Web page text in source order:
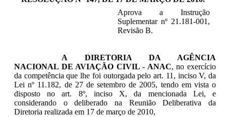
Aprova a Instrução
Suplementar nº 21.181-001,
Revisão B.
A DIRETORIA DA AGÊNCIA
NACIONAL DE AVIAÇÃO CIVIL - ANAC, no exercício
da competência que lhe foi outorgada pelo art. 11, inciso V, da
Lei nº 11.182, de 27 de setembro de 2005, tendo em vista o
disposto no art. 8º, inciso X, da mencionada Lei, e
considerando o deliberado na Reunião Deliberativa da
Diretoria realizada em 17 de março de 2010,